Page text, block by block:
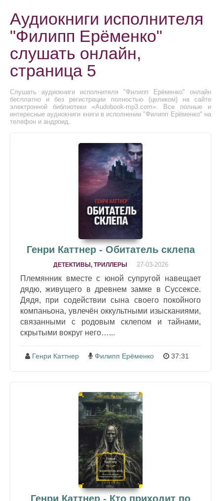
Аудиокниги исполнителя
"Филипп Ерёменко"
слушать онлайн,
страница 5
Слушать аудиокниги исполнителя "Филипп Ерёменко" онлайн
бесплатно и без регистрации полностью (целиком) на сайте
электронной библиотеки «Audobook-mp3.com». Все полные и
интересные аудиокниги книги в исполнении "Филипп Ерёменко" на
телефон и андроид.
Генри Каттнер - Обитатель склепа
ДЕТЕКТИВЫ, ТРИЛЛЕРЫ 27-03-2026
Племянник вместе с юной супругой навещает
дядю, живущего в древнем замке в Суссексе.
Дядя, при содействии сына своего покойного
компаньона, увлечён оккультными изысканиями,
связанными с родовым склепом и тайнами,
скрытыми вокруг него…...
Генри Каттнер Филипп Ерёменко 37:31
Генри Каттнер - Кто приходит по